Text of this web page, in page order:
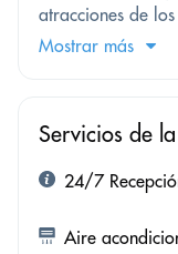
atracciones de
Mostrar más
Servicios de
24/7
Aire